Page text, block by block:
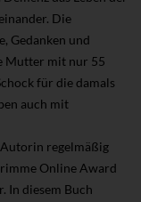
Die
Gedanken und
Mutter mit nur 55
für die damals
auch mit
regelmäßig
Online Award
In diesem Buch